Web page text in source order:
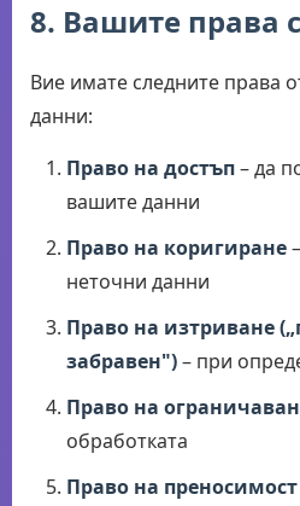
8. Вашите права
Вие имате следните права
данни:
Право на достъп– да
вашите данни
Право на коригиране
неточни данни
Право на изтриване
забравен")– при
Право на
обработката
Право на преносимост